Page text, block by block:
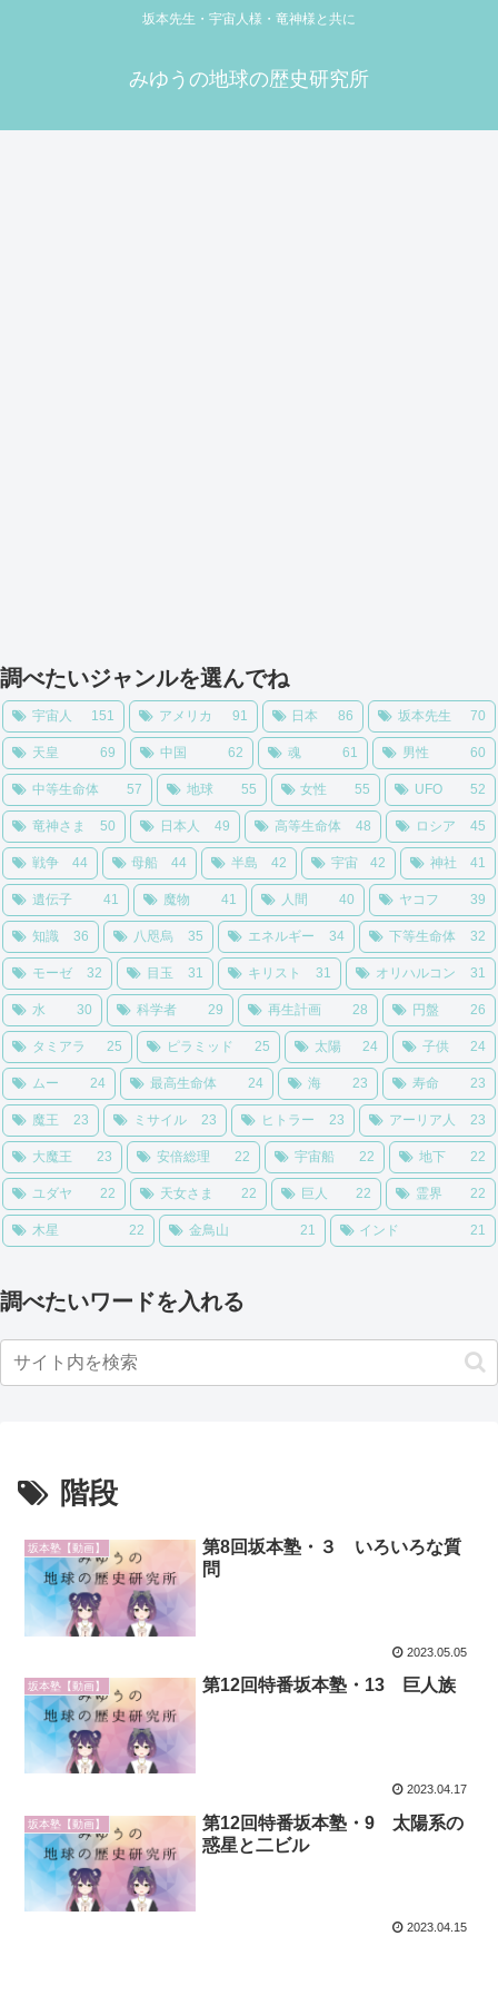
坂本先生・宇宙人様・竜神様と共に
みゆうの地球の歴史研究所
調べたいジャンルを選んでね
宇宙人 151 アメリカ 91 日本 86 坂本先生 70
天皇 69 中国 62 魂 61 男性 60
中等生命体 57 地球 55 女性 55 UFO 52
竜神さま 50 日本人 49 高等生命体 48 ロシア 45
戦争 44 母船 44 半島 42 宇宙 42 神社 41
遺伝子 41 魔物 41 人間 40 ヤコフ 39
知識 36 八咫烏 35 エネルギー 34 下等生命体 32
モーゼ 32 目玉 31 キリスト 31 オリハルコン 31
水 30 科学者 29 再生計画 28 円盤 26
タミアラ 25 ピラミッド 25 太陽 24 子供 24
ムー 24 最高生命体 24 海 23 寿命 23
魔王 23 ミサイル 23 ヒトラー 23 アーリア人 23
大魔王 23 安倍総理 22 宇宙船 22 地下 22
ユダヤ 22 天女さま 22 巨人 22 霊界 22
木星 22 金鳥山 21 インド 21
調べたいワードを入れる
階段
坂本塾【動画】
第8回坂本塾・３ いろいろな質
問
2023.05.05
坂本塾【動画】 第12回特番坂本塾・13 巨人族
2023.04.17
坂本塾【動画】
第12回特番坂本塾・9 太陽系の
惑星と二ビル
2023.04.15